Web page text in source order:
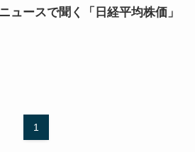
ュースで聞く「日経平均株価」
1